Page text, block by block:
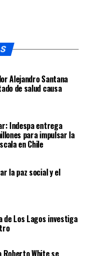
Alejandro Santana
de salud causa
Indespa entrega
para impulsar la
en Chile
la paz social y el
de Los Lagos investiga